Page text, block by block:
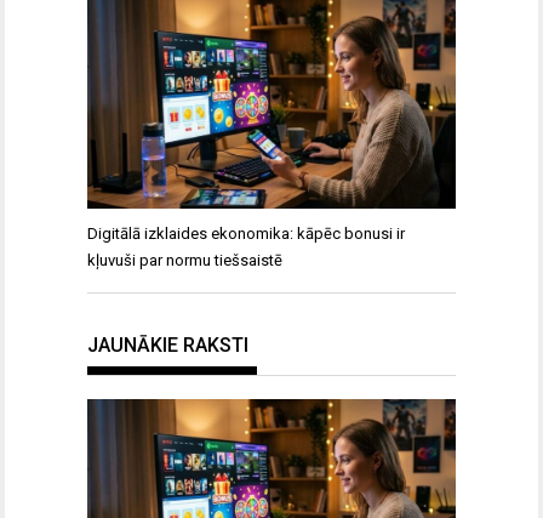
Digitālā izklaides ekonomika: kāpēc bonusi ir
kļuvuši par normu tiešsaistē
JAUNĀKIE RAKSTI